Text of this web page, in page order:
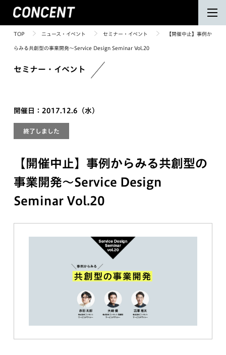
TOP ニュース・イベント セミナー・イベント 【開催中止】事例か
らみる共創型の事業開発〜Service Design Seminar Vol.20
セミナー・イベント
開催日：2017.12.6（水）
終了しました
【開催中止】事例からみる共創型の
事業開発〜Service Design
Seminar Vol.20